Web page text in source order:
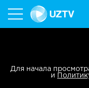
Для начала
и